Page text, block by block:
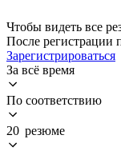
Чтобы видеть все
После регистрации
Зарегистрироваться
За всё время
По соответствию
20 резюме